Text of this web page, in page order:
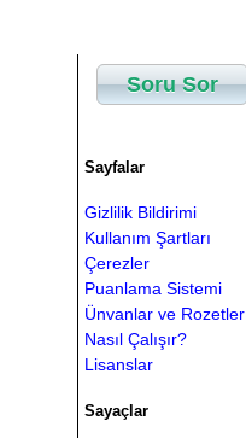
Soru Sor
Sayfalar
Gizlilik Bildirimi
Kullanım Şartları
Çerezler
Puanlama Sistemi
Ünvanlar ve Rozetler
Nasıl Çalışır?
Lisanslar
Sayaçlar